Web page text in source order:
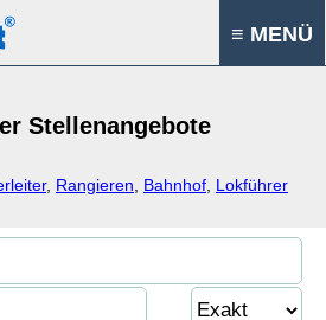
≡ MENÜ
Stellenangebote
, Rangieren Bahnhof Lokführer